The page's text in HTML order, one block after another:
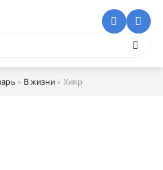
» В жизни» Хияр